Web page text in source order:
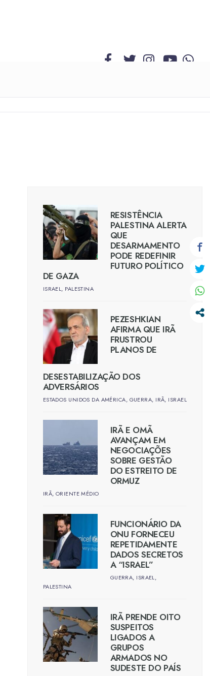
RESISTÊNCIA
PALESTINA ALERTA
QUE
DESARMAMENTO
PODE REDEFINIR
FUTURO POLÍTICO
DE GAZA
ISRAEL, PALESTINA
PEZESHKIAN
AFIRMA QUE IRÃ
FRUSTROU
PLANOS DE
DESESTABILIZAÇÃO DOS
ADVERSÁRIOS
ESTADOS UNIDOS DA AMÉRICA, GUERRA, IRÃ, ISRAEL
IRÃ E OMÃ
AVANÇAM EM
NEGOCIAÇÕES
SOBRE GESTÃO
DO ESTREITO DE
ORMUZ
IRÃ, ORIENTE MÉDIO
FUNCIONÁRIO DA
ONU FORNECEU
REPETIDAMENTE
DADOS SECRETOS
A “ISRAEL”
GUERRA, ISRAEL,
PALESTINA
IRÃ PRENDE OITO
SUSPEITOS
LIGADOS A
GRUPOS
ARMADOS NO
SUDESTE DO PAÍS